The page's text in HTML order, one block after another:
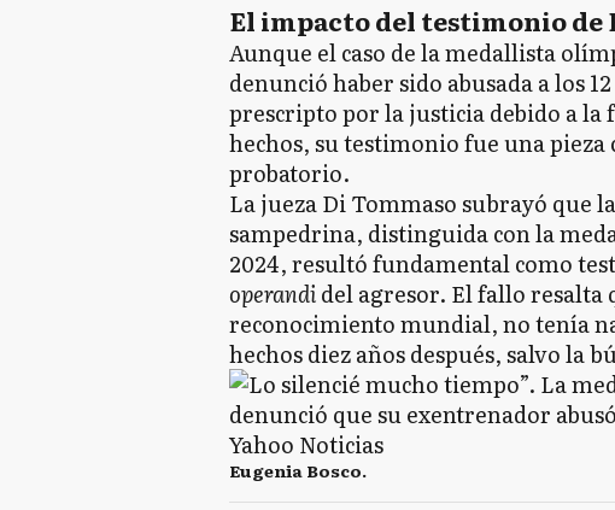
El impacto del testimonio de
Aunque el caso de la medallista
denunció haber sido abusada a los
prescripto por la justicia debido a la
hechos, su testimonio fue una pieza
probatorio.
La jueza Di Tommaso subrayó que
sampedrina, distinguida con la
2024, resultó fundamental como
operandidel agresor. El fallo resalta
reconocimiento mundial, no tenía
hechos diez años después, salvo la
Eugenia Bosco.